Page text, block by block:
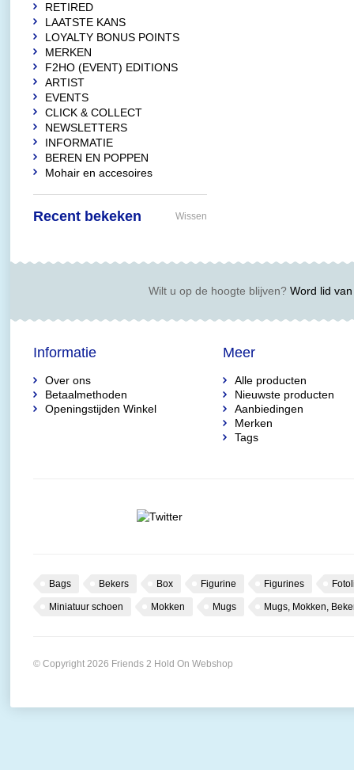
RETIRED
LAATSTE KANS
LOYALTY BONUS POINTS
MERKEN
F2HO (EVENT) EDITIONS
ARTIST
EVENTS
CLICK & COLLECT
NEWSLETTERS
INFORMATIE
BEREN EN POPPEN
Mohair en accesoires
Recent bekeken Wissen
Wilt u op de hoogte blijven?Word lid van
Informatie
Over ons
Betaalmethoden
Openingstijden Winkel
Meer
Alle producten
Nieuwste producten
Aanbiedingen
Merken
Tags
Bags Bekers Box Figurine Figurines
Miniatuur schoen Mokken Mugs Mugs, Mokken,
© Copyright 2026 Friends 2 Hold On Webshop